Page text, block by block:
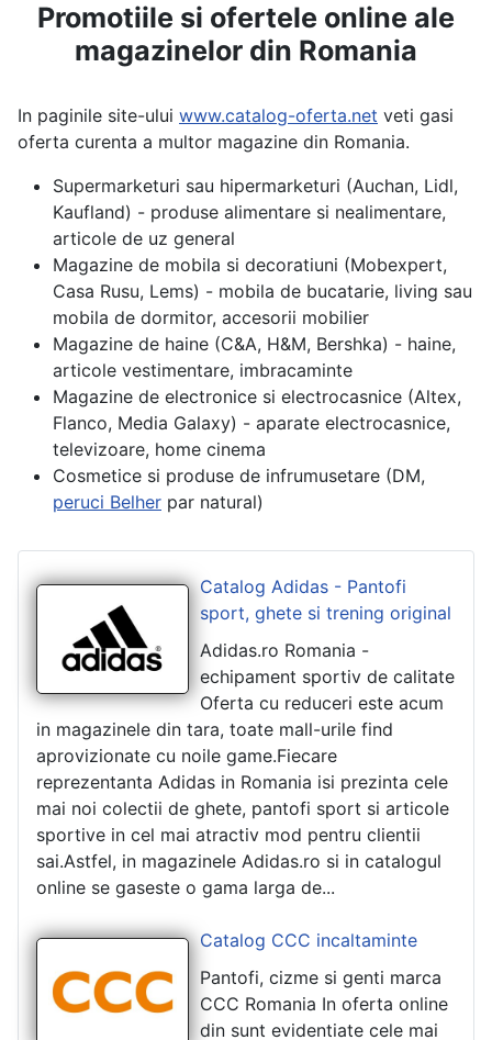
Promotiile si ofertele online ale
magazinelor din Romania
In paginile site-ului www.catalog-oferta.net veti gasi
oferta curenta a multor magazine din Romania.
Supermarketuri sau hipermarketuri (Auchan, Lidl,
Kaufland) - produse alimentare si nealimentare,
articole de uz general
Magazine de mobila si decoratiuni (Mobexpert,
Casa Rusu, Lems) - mobila de bucatarie, living sau
mobila de dormitor, accesorii mobilier
Magazine de haine (C&A, H&M, Bershka) - haine,
articole vestimentare, imbracaminte
Magazine de electronice si electrocasnice (Altex,
Flanco, Media Galaxy) - aparate electrocasnice,
televizoare, home cinema
Cosmetice si produse de infrumusetare (DM,
peruci Belher par natural)
Catalog Adidas - Pantofi
sport, ghete si trening original
Adidas.ro Romania -
echipament sportiv de calitate
Oferta cu reduceri este acum
in magazinele din tara, toate mall-urile find
aprovizionate cu noile game.Fiecare
reprezentanta Adidas in Romania isi prezinta cele
mai noi colectii de ghete, pantofi sport si articole
sportive in cel mai atractiv mod pentru clientii
sai.Astfel, in magazinele Adidas.ro si in catalogul
online se gaseste o gama larga de...
Catalog CCC incaltaminte
Pantofi, cizme si genti marca
CCC Romania In oferta online
din sunt evidentiate cele mai